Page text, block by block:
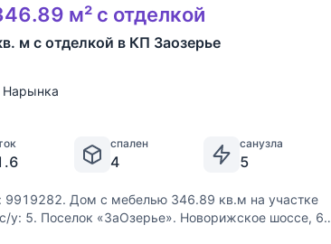
м² с отделкой
м с отделкой в КП Заозерье
Нарынка
спален
4
санузла
5
9919282. Дом с мебелью 346.89 кв.м на участке
у: 5. Поселок «ЗаОзерье». Новорижское шоссе, 60
Выполненные из деревянного бруса,